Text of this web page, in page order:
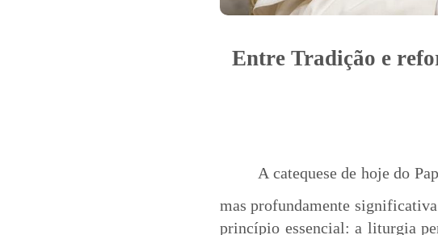
Entre Tradição e
A catequese de hoje do
mas profundamente
princípio essencial: a liturgia